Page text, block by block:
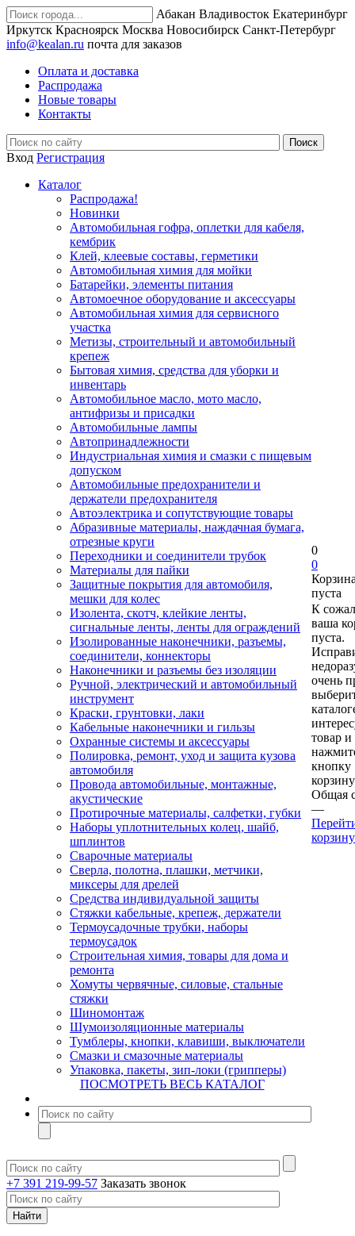
Абакан Владивосток Екатеринбург
Иркутск Красноярск Москва Новосибирск Санкт-Петербург
info@kealan.ru почта для заказов
Оплата и доставка
Распродажа
Новые товары
Контакты
Вход Регистрация
Каталог
Распродажа!
Новинки
Автомобильная гофра, оплетки для кабеля,
кембрик
Клей, клеевые составы, герметики
Автомобильная химия для мойки
Батарейки, элементы питания
Автомоечное оборудование и аксессуары
Автомобильная химия для сервисного
участка
Метизы, строительный и автомобильный
крепеж
Бытовая химия, средства для уборки и
инвентарь
Автомобильное масло, мото масло,
антифризы и присадки
Автомобильные лампы
Автопринадлежности
Индустриальная химия и смазки с пищевым
допуском
Автомобильные предохранители и
держатели предохранителя
Автоэлектрика и сопутствующие товары
Абразивные материалы, наждачная бумага,
отрезные круги
Переходники и соединители трубок
Материалы для пайки
Защитные покрытия для автомобиля,
мешки для колес
Изолента, скотч, клейкие ленты,
сигнальные ленты, ленты для ограждений
Изолированные наконечники, разъемы,
соединители, коннекторы
Наконечники и разъемы без изоляции
Ручной, электрический и автомобильный
инструмент
Краски, грунтовки, лаки
Кабельные наконечники и гильзы
Охранные системы и аксессуары
Полировка, ремонт, уход и защита кузова
автомобиля
Провода автомобильные, монтажные,
акустические
Протирочные материалы, салфетки, губки
Наборы уплотнительных колец, шайб,
шплинтов
Сварочные материалы
Сверла, полотна, плашки, метчики,
миксеры для дрелей
Средства индивидуальной защиты
Стяжки кабельные, крепеж, держатели
Термоусадочные трубки, наборы
термоусадок
Строительная химия, товары для дома и
ремонта
Хомуты червячные, силовые, стальные
стяжки
Шиномонтаж
Шумоизоляционные материалы
Тумблеры, кнопки, клавиши, выключатели
Смазки и смазочные материалы
Упаковка, пакеты, зип-локи (грипперы)
ПОСМОТРЕТЬ ВЕСЬ КАТАЛОГ
+7 391 219-99-57 Заказать звонок
0
0
пуста
К
ваша
пуста.
очень
товар и
кнопку
Общая
—
корзину